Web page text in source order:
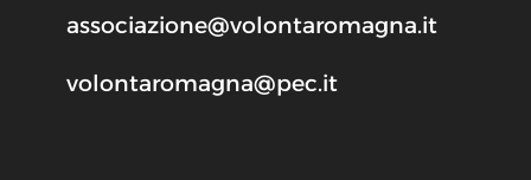
associazione@volontaromagna.it
volontaromagna@pec.it